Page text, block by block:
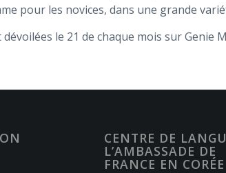
pour les novices, dans une grande
le 21 de chaque mois sur Genie
CENTRE DE
L’AMBASSADE DE
FRANCE EN CORÉE